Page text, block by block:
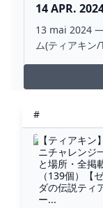
うれしいで...
14 APR.
13 mai 2024
ム(ティアキン
#
【ティアキン
ニチャレンジ
と場所・全掲
（139個）【
ダの伝説ティ
ー...